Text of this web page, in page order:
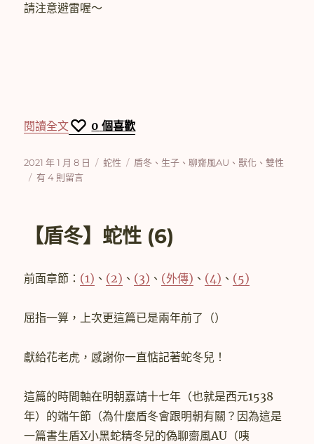
請注意避雷喔～
閱讀全文〈【盾冬】蛇性 (7)〉
0 個喜歡
發
佈
2021 年 1 月 8 日
分
蛇性
標
盾冬 、 生子 、聊齋風AU 、獸化 、雙性
在
性
有 4 則留言
【盾冬】蛇性 (6)
前面章節： (1) 、 (2) 、 (3) 、 (外傳) 、 (4) 、 (5)
屈指一算，上次更這篇已是兩年前了（）
獻給花老虎，感謝你一直惦記著蛇冬兒！
這篇的時間軸在明朝嘉靖十七年（也就是西元1538
年）的端午節（為什麼盾冬會跟明朝有關？因為這是
一篇書生盾X小黑蛇精冬兒的偽聊齋風AU（咦